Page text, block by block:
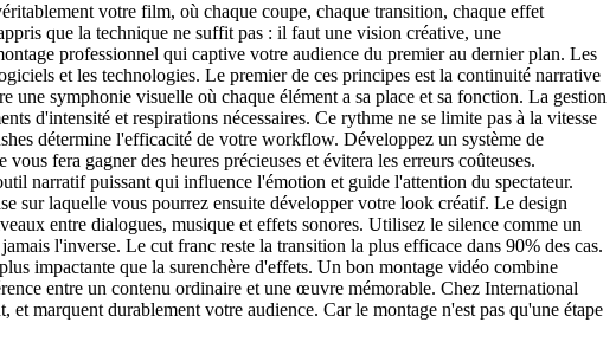
votre film, où chaque coupe, chaque transition, chaque effet
que la technique ne suffit pas : il faut une vision créative, une
professionnel qui captive votre audience du premier au dernier plan. Les
et les technologies. Le premier de ces principes est la continuité narrative
une symphonie visuelle où chaque élément a sa place et sa fonction. La gestion
d'intensité et respirations nécessaires. Ce rythme ne se limite pas à la vitesse
détermine l'efficacité de votre workflow. Développez un système de
fera gagner des heures précieuses et évitera les erreurs coûteuses.
narratif puissant qui influence l'émotion et guide l'attention du spectateur.
sur laquelle vous pourrez ensuite développer votre look créatif. Le design
entre dialogues, musique et effets sonores. Utilisez le silence comme un
l'inverse. Le cut franc reste la transition la plus efficace dans 90% des cas.
impactante que la surenchère d'effets. Un bon montage vidéo combine
entre un contenu ordinaire et une œuvre mémorable. Chez International
marquent durablement votre audience. Car le montage n'est pas qu'une étape